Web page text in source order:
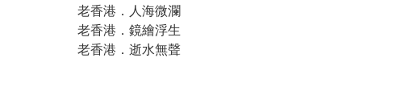
老香港．人海微瀾
老香港．鏡繪浮生
老香港．逝水無聲